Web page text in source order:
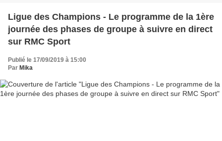
Ligue des Champions - Le programme de la 1ère
journée des phases de groupe à suivre en direct
sur RMC Sport
Publié le 17/09/2019 à 15:00
Par Mika